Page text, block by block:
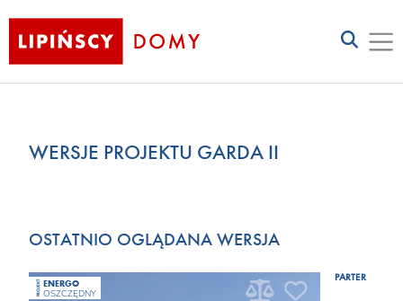
WERSJE PROJEKTU GARDA II
OSTATNIO OGLĄDANA WERSJA
PROJEKT ENERGO
OSZCZĘDNY
PARTER